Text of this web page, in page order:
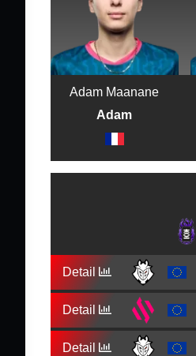
Adam Maanane
Adam
Detail
Detail
Detail